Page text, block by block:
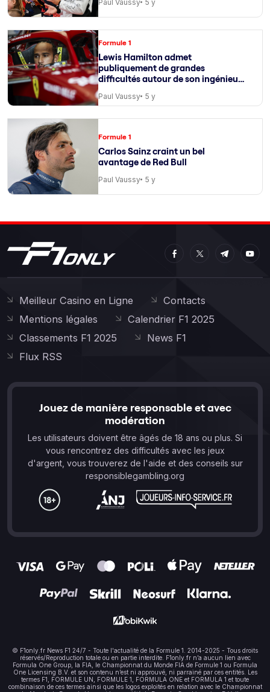
Paul Vaussy 5 y
Formule 1
Lewis Hamilton admet
publiquement de grandes
difficultés autour de son ingénieur
Paul Vaussy 5 y
Formule 1
Carlos Sainz craint un bel
avantage de Red Bull
Paul Vaussy 5 y
Meilleur Casino en Ligne
Contacts
Mentions légales
Calendrier F1 2025
Classements F1 2025
News F1
Flux RSS
Jouez de manière responsable et avec
modération
Les utilisateurs doivent être âgés de 18 ans ou plus. Si
vous rencontrez des difficultés avec les jeux
d'argent, vous trouverez de l'aide et des conseils sur
responsiblegambling.org
© F1only.fr News F1 24/7 - Toute l'actualité de la Formule 1. 2014-2025 - Tous droits
réservés/Reproduction totale ou en partie interdite. F1only.fr n’a aucun lien avec
Formula One Group, la FIA, le Championnat du Monde FIA de Formule 1 ou Formula
One Licensing B.V. et son contenu n’est ni approuvé, ni parrainé par ces entités. Les
termes F1, FORMULE UN, FORMULE 1, FORMULA ONE et FORMULA 1 et toute
combinaison de ces termes ainsi que les logos exploités en relation avec le Championnat